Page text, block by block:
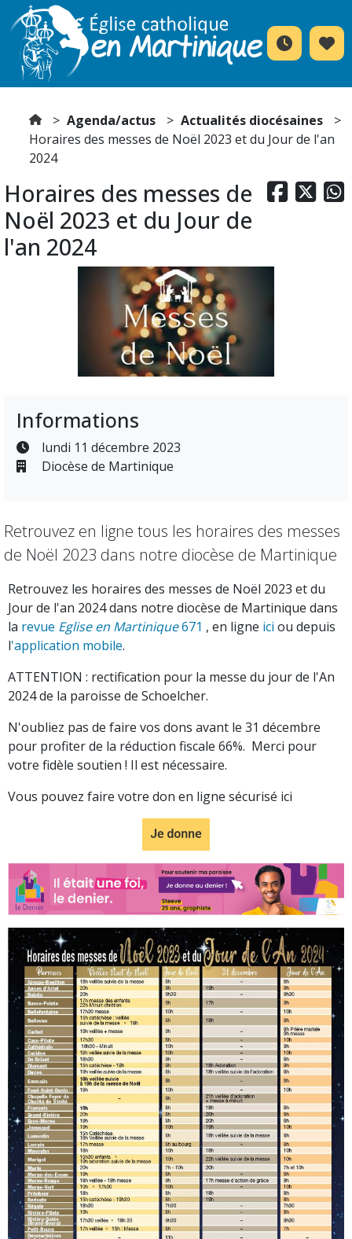
Agenda/actus
Actualités diocésaines
Horaires des messes de Noël 2023 et du Jour de l'an
2024
  
Horaires des messes de
Noël 2023 et du Jour de
l'an 2024
Informations
lundi 11 décembre 2023
Diocèse de Martinique
Retrouvez en ligne tous les horaires des messes
de Noël 2023 dans notre diocèse de Martinique
Retrouvez les horaires des messes de Noël 2023 et du
Jour de l'an 2024 dans notre diocèse de Martinique dans
la revue Eglise en Martinique671 , en ligne ici ou depuis
l'application mobile.
ATTENTION : rectification pour la messe du jour de l'An
2024 de la paroisse de Schoelcher.
N'oubliez pas de faire vos dons avant le 31 décembre
pour profiter de la réduction fiscale 66%. Merci pour
votre fidèle soutien ! Il est nécessaire.
Vous pouvez faire votre don en ligne sécurisé ici